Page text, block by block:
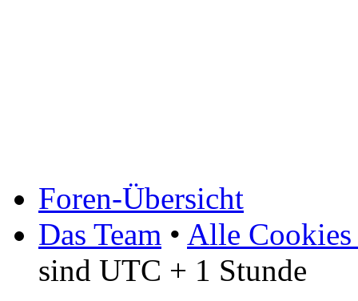
Foren-Übersicht
Das Team • Alle Cookies
sind UTC + 1 Stunde